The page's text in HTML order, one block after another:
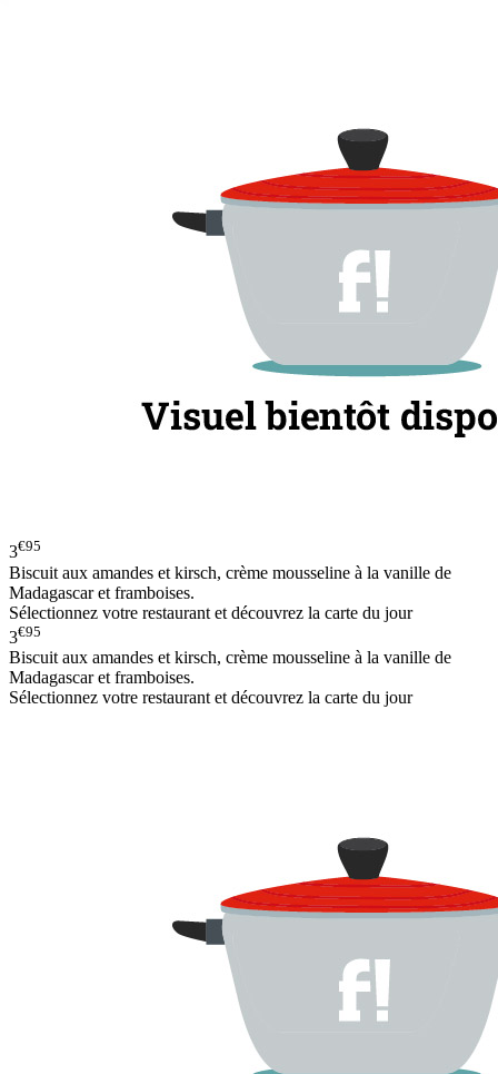
3€95
Biscuit aux amandes et kirsch, crème mousseline à la vanille de
Madagascar et framboises.
Sélectionnez votre restaurant et découvrez la carte du jour
3€95
Biscuit aux amandes et kirsch, crème mousseline à la vanille de
Madagascar et framboises.
Sélectionnez votre restaurant et découvrez la carte du jour